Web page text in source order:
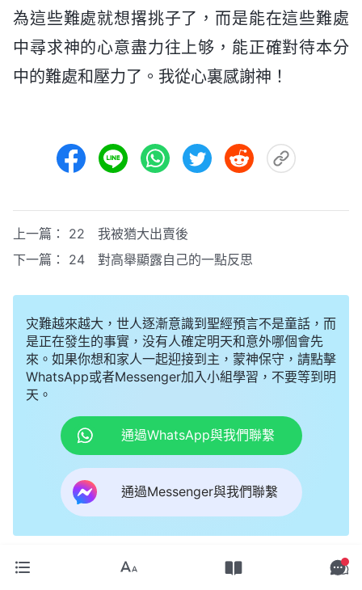
為這些難處就想撂挑子了，而是能在這些難處
中尋求神的心意盡力往上够，能正確對待本分
中的難處和壓力了。我從心裏感謝神！
上一篇： 22 我被猶大出賣後
下一篇： 24 對高舉顯露自己的一點反思
灾難越來越大，世人逐漸意識到聖經預言不是童話，而
是正在發生的事實，没有人確定明天和意外哪個會先
來。如果你想和家人一起迎接到主，蒙神保守，請點擊
WhatsApp或者Messenger加入小組學習，不要等到明
天。
通過WhatsApp與我們聯繫
通過Messenger與我們聯繫
相關内容